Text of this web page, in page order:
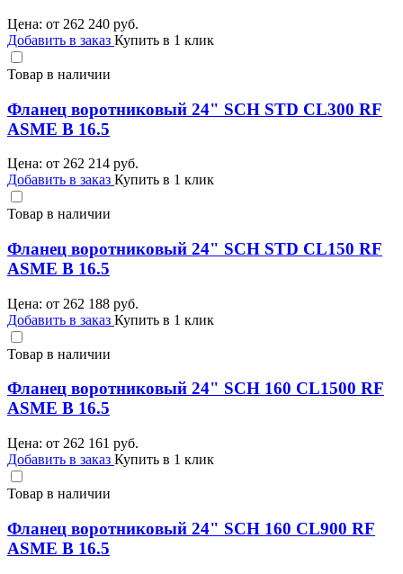
Цена: от 262 240 руб.
Добавить в заказ Купить в 1 клик
Товар в наличии
Фланец воротниковый 24" SCH STD CL300 RF
ASME B 16.5
Цена: от 262 214 руб.
Добавить в заказ Купить в 1 клик
Товар в наличии
Фланец воротниковый 24" SCH STD CL150 RF
ASME B 16.5
Цена: от 262 188 руб.
Добавить в заказ Купить в 1 клик
Товар в наличии
Фланец воротниковый 24" SCH 160 CL1500 RF
ASME B 16.5
Цена: от 262 161 руб.
Добавить в заказ Купить в 1 клик
Товар в наличии
Фланец воротниковый 24" SCH 160 CL900 RF
ASME B 16.5